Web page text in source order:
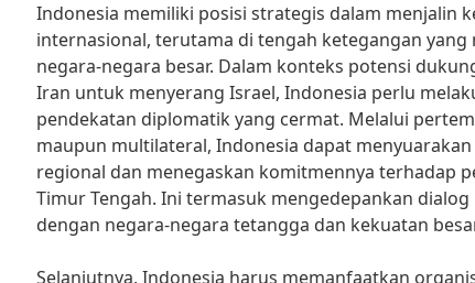
Indonesia memiliki posisi strategis dalam menjalin
internasional, terutama di tengah ketegangan yang
negara-negara besar. Dalam konteks potensi
Iran untuk menyerang Israel, Indonesia perlu
pendekatan diplomatik yang cermat. Melalui
maupun multilateral, Indonesia dapat
regional dan menegaskan komitmennya terhadap
Timur Tengah. Ini termasuk mengedepankan
dengan negara-negara tetangga dan kekuatan
Selanjutnya, Indonesia harus memanfaatkan